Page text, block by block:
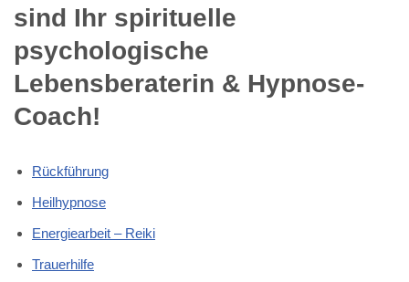
sind Ihr spirituelle
psychologische
Lebensberaterin & Hypnose-
Coach!
Rückführung
Heilhypnose
Energiearbeit – Reiki
Trauerhilfe